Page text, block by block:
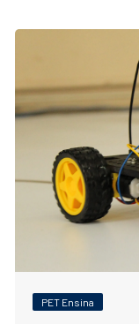
PET Ensina